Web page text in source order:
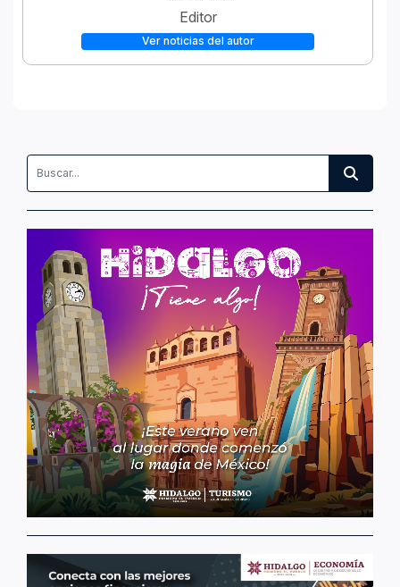
Editor
Ver noticias del autor